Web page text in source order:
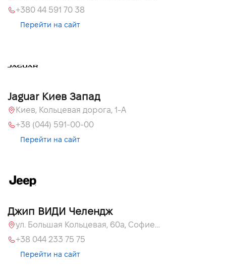
+380 44 591 70 38
Перейти на сайт
Jaguar Киев Запад
Киев, Кольцевая дорога, 1-А
+38 (044) 591-00-00
Перейти на сайт
Джип ВИДИ Челендж
ул. Большая Кольцевая, 60а, Софиевская Борщаговка, Киевская обл.
+38 044 233 75 75
Перейти на сайт